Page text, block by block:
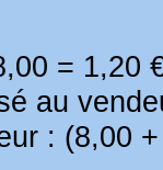
= 1,20
au
: (8,00